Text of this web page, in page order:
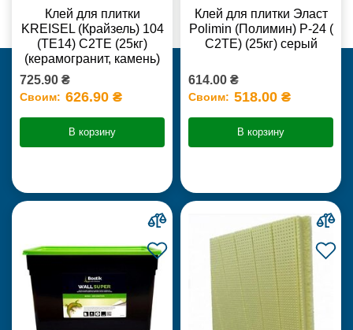
Клей для плитки
KREISEL (Крайзель) 104
(ТЕ14) С2TE (25кг)
(керамогранит, камень)
725.90 ₴
Своим: 626.90 ₴
В корзину
Клей для плитки Эласт
Polimin (Полимин) Р-24 (
С2ТЕ) (25кг) серый
614.00 ₴
Своим: 518.00 ₴
В корзину